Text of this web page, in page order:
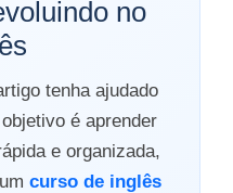
no
tenha ajudado
é aprender
e organizada,
curso de inglês